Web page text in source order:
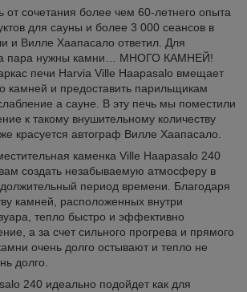
от сочетания более чем 60-летнего опыта
для сауны и более 3 000 сеансов в
и Вилле Хаапасало ответил. Для
пара нужны камни… МНОГО КАМНЕЙ!
печи Harvia Ville Haapasalo вмещает
камней и предоставить парильщикам
а сауне. В эту печь мы поместили
к такому внушительному количеству
красуется автограф Вилле Хаапасало.
каменка Ville Haapasalo 240
создать незабываемую атмосферу в
период времени. Благодаря
камней, расположенных внутри
тепло быстро и эффективно
а за счет сильного прогрева и прямого
очень долго остывают и тепло не
долго.
240 идеально подойдет как для